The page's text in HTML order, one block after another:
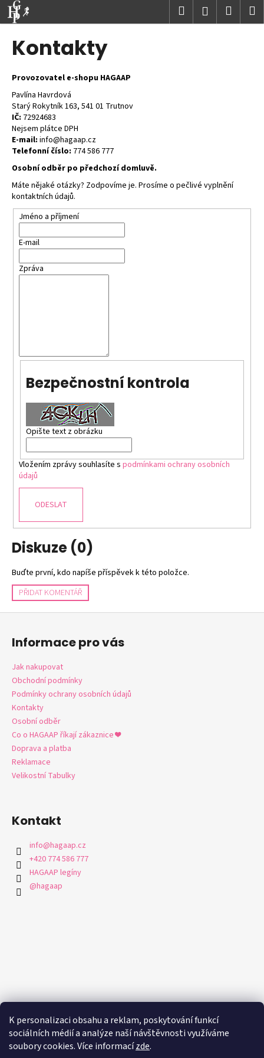
K personalizaci obsahu a reklam, poskytování funkcí
sociálních médií a analýze naší návštěvnosti využíváme
soubory cookies. Více informacízde.
Přejít
obsah
Hledat Přihlášení
Kontakty
Provozovatel e-shopu HAGAAP
Pavlína Havrdová
Starý Rokytník 163, 541 01 Trutnov
IČ: 72924683
Nejsem plátce DPH
E-mail: info@hagaap.cz
Telefonní číslo: 774 586 777
Osobní odběr po předchozí domluvě.
Máte nějaké otázky? Zodpovíme je. Prosíme o pečlivé vyplnění
kontaktních údajů.
Jméno a příjmení
E-mail
Zpráva
Bezpečnostní kontrola
Opište text z obrázku
Vložením zprávy souhlasíte s podmínkami ochrany osobních
údajů
ODESLAT
Diskuze (0)
Buďte první, kdo napíše příspěvek k této položce.
PŘIDAT KOMENTÁŘ
K
o
o
p
o
t
ř
e
b
u
j
e
e
n
a
HLEDAT
o
p
o
u
č
u
j
e
m
e
Z
Informace pro vás
Jak nakupovat
Obchodní podmínky
Podmínky ochrany osobních údajů
Kontakty
Osobní odběr
Co o HAGAAP říkají zákaznice ❤️
Doprava a platba
Reklamace
Velikostní Tabulky
Kontakt
info@hagaap.cz
+420 774 586 777
HAGAAP legíny
@hagaap